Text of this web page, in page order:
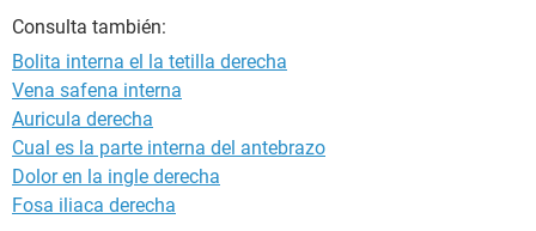
Consulta también:
Bolita interna el la tetilla derecha
Vena safena interna
Auricula derecha
Cual es la parte interna del antebrazo
Dolor en la ingle derecha
Fosa iliaca derecha